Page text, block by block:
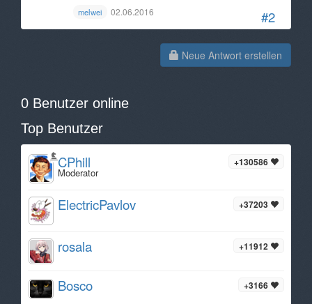
#2
melwei 02.06.2016
Neue Antwort erstellen
0 Benutzer online
Top Benutzer
+130586
CPhill
Moderator
+37203
ElectricPavlov
+11912
rosala
+3166
Bosco